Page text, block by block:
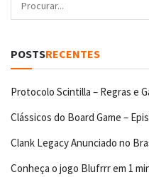
POSTSRECENTES
Protocolo Scintilla – Regras e
Clássicos do Board Game –
Clank Legacy Anunciado no
Conheça o jogo Blufrrr em 1